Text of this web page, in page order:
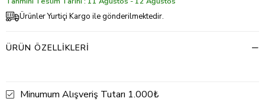
Ürünler Yurtiçi Kargo ile gönderilmektedir.
ÜRÜN ÖZELLIKLERI
Minumum Alışveriş Tutarı 1.000₺